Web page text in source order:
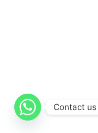
Contact us